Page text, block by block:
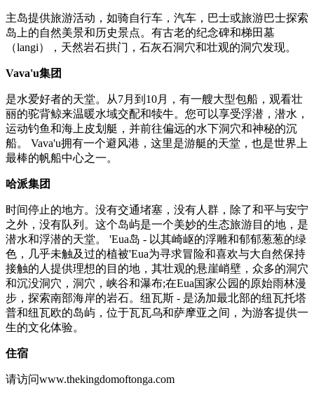
主岛提供旅游活动，如骑自行车，汽车，巴士或旅游巴士探索
岛上的自然美景和历史景点。有古老的纪念碑和梯田墓
（langi），天然岩石拱门，石灰石洞穴和壮观的洞穴发现。
Vava'u集团
是水爱好者的天堂。从7月到10月，有一艘大型包船，观看壮
丽的驼背鲸来温暖水域交配和犊牛。您可以享受浮潜，潜水，
运动钓鱼和海上皮划艇，并前往偏远的水下洞穴和神秘的沉
船。 Vava'u拥有一个避风港，这里是游艇的天堂，也是世界上
最棒的帆船中心之一。
哈派集团
时间停止的地方。没有交通堵塞，没有人群，除了和平与安宁
之外，没有队列。这个岛屿是一个美妙的生态旅游目的地，是
潜水和浮潜的天堂。 'Eua岛 - 以其崎岖的浮雕和郁郁葱葱的绿
色，几乎未触及过的植被'Eua为寻求冒险和喜欢与大自然保持
接触的人提供理想的目的地，其壮观的悬崖峭壁，众多的洞穴
和沉没洞穴，洞穴，峡谷和瀑布;在Eua国家公园的原始雨林漫
步，探索南部海岸的岩石。纽瓦斯 - 是汤加最北部的纽瓦托塔
普和纽瓦欧的岛屿，位于瓦瓦乌和萨摩亚之间，为游客提供一
生的文化体验。
住宿
请访问www.thekingdomoftonga.com